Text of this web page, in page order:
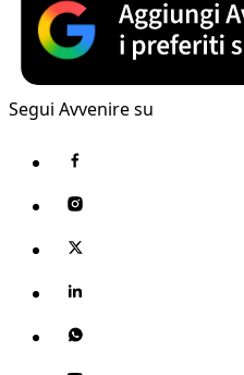
Segui Avvenire su